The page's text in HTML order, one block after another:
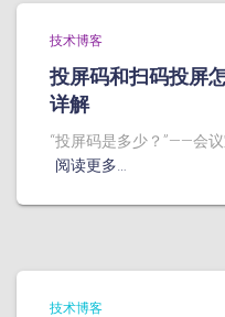
技术博客
投屏码和扫码投屏
详解
“投屏码是多少？”——会
阅读更多…
技术博客